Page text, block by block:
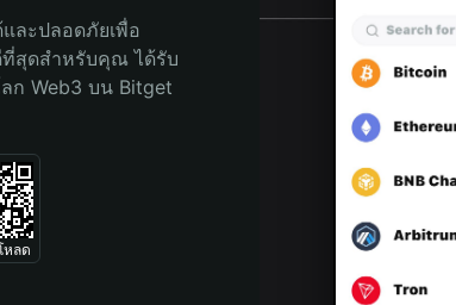
ละปลอดภัยเพื่อ
สุดสำหรับคุณ ได้รับ
ก Web3 บน Bitget
หลด